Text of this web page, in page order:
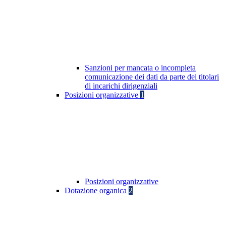
Sanzioni per mancata o incompleta
comunicazione dei dati da parte dei titolari
di incarichi dirigenziali
Posizioni organizzative 1
Posizioni organizzative
Dotazione organica 2